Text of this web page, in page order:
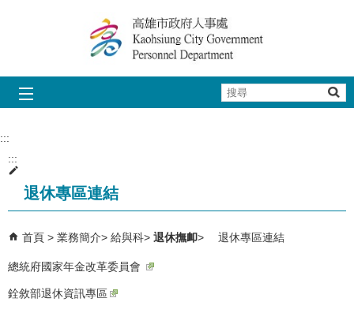
搜
尋
:::
:::
退休專區連結
首頁 業務簡介 給與科 退休撫卹 退休專區連結
總統府國家年金改革委員會
銓敘部退休資訊專區